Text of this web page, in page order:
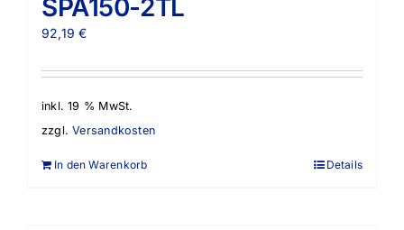
SPA150-2TL
92,19€
inkl. 19 % MwSt.
zzgl.Versandkosten
In den Warenkorb Details